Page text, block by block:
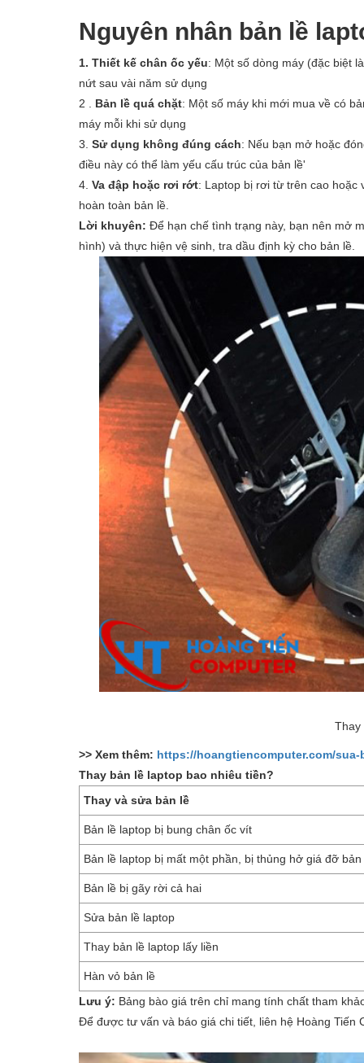
Nguyên nhân bản lề
1. Thiết kế chân ốc yếu: Một số dòng máy (đặc biệt
nứt sau vài năm sử dụng
2 . Bản lề quá chặt: Một số máy khi mới mua về có
máy mỗi khi sử dụng
3. Sử dụng không đúng cách: Nếu bạn mở hoặc
điều này có thể làm yếu cấu trúc của bản lề'
4. Va đập hoặc rơi rớt: Laptop bị rơi từ trên cao hoặc
hoàn toàn bản lề.
Lời khuyên: Để hạn chế tình trạng này, bạn nên mở
hình) và thực hiện vệ sinh, tra dầu định kỳ cho bản lề.
Thay
>> Xem thêm: https://hoangtiencomputer.com/
Thay bản lề laptop bao nhiêu tiền?
Thay và sửa bản lề
Bản lề laptop bị bung chân ốc vít
Bản lề laptop bị mất một phần, bị thủng hở giá đỡ bản
Bản lề bị gãy rời cả hai
Sửa bản lề laptop
Thay bản lề laptop lấy liền
Hàn vỏ bản lề
Lưu ý: Bảng bào giá trên chỉ mang tính chất tham
Để được tư vấn và báo giá chi tiết, liên hệ Hoàng Tiến